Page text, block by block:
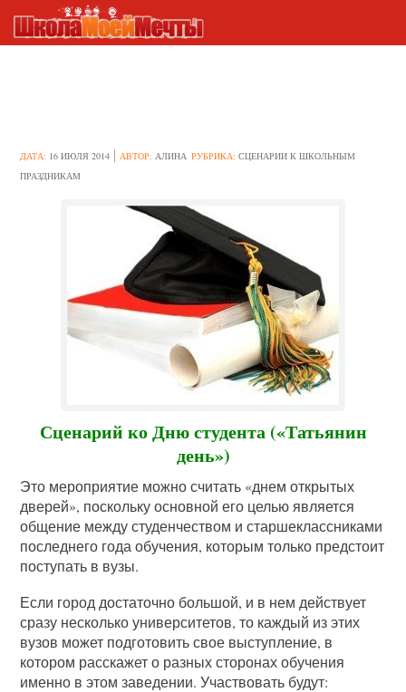
ДАТА: 16 ИЮЛЯ 2014 АВТОР:АЛИНА РУБРИКА:СЦЕНАРИИ К ШКОЛЬНЫМ
ПРАЗДНИКАМ
Сценарий ко Дню студента («Татьянин
день»)
Это мероприятие можно считать «днем открытых
дверей», поскольку основной его целью является
общение между студенчеством и старшеклассниками
последнего года обучения, которым только предстоит
поступать в вузы.
Если город достаточно большой, и в нем действует
сразу несколько университетов, то каждый из этих
вузов может подготовить свое выступление, в
котором расскажет о разных сторонах обучения
именно в этом заведении. Участвовать будут: